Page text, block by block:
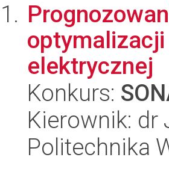
elektrycznej
Konkurs:
Kierownik: dr
Politechnika